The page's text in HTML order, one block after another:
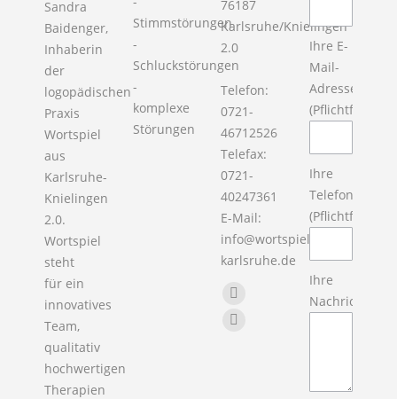
Sandra
Baidenger,
Inhaberin
der
logopädischen
Praxis
Wortspiel
aus
Karlsruhe-
Knielingen
2.0.
Wortspiel
steht
für ein
innovatives
Team,
qualitativ
hochwertigen
Therapien
Stimmstörungen
-
Schluckstörungen
-
komplexe
Störungen
76187
Karlsruhe/Knielingen
2.0
Telefon:
0721-
46712526
Telefax:
0721-
40247361
E-Mail:
info@wortspiel-
karlsruhe.de
Finden Sie uns auf:
Facebook
page
X
Ihre E-
Mail-
Adresse
(Pflichtfeld)
Ihre
Telefon
(Pflichtfeld)
Ihre
Nachricht